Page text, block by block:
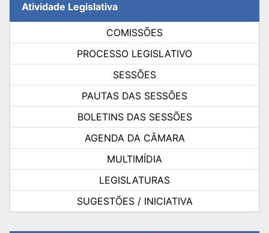
Atividade Legislativa
COMISSÕES
PROCESSO LEGISLATIVO
SESSÕES
PAUTAS DAS SESSÕES
BOLETINS DAS SESSÕES
AGENDA DA CÂMARA
MULTIMÍDIA
LEGISLATURAS
SUGESTÕES / INICIATIVA